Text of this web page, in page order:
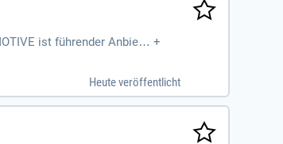
ist führender Anbieter +
Heute veröffentlicht